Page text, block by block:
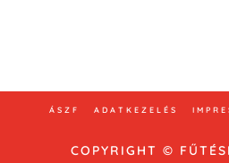
ÁSZF ADATKEZELÉS
COPYRIGHT ©